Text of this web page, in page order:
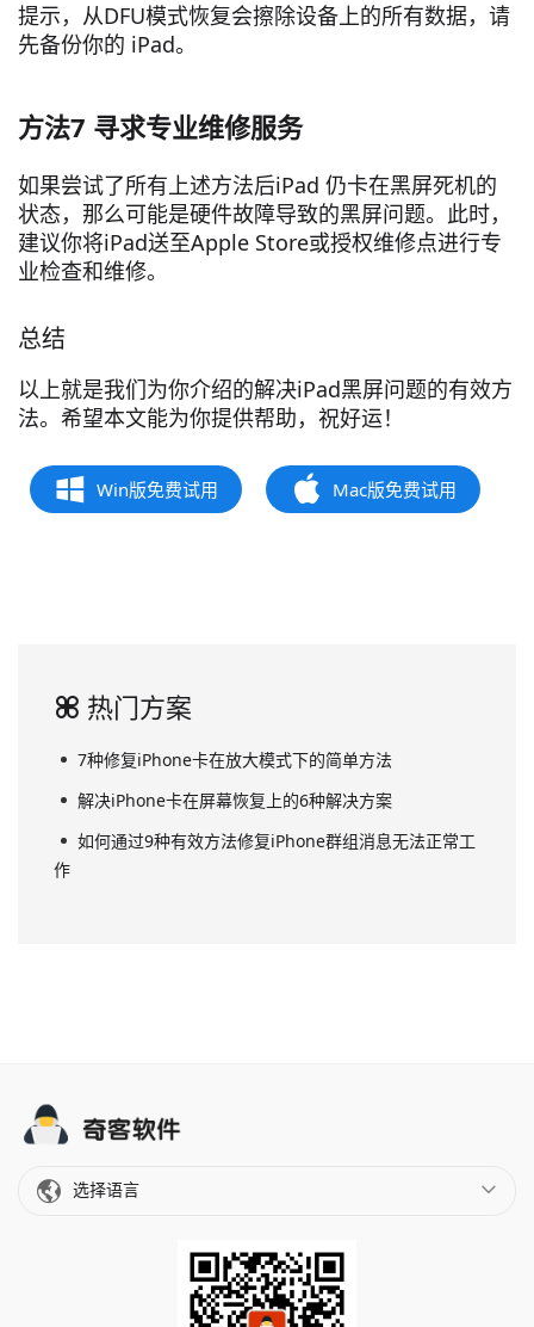
提示，从DFU模式恢复会擦除设备上的所有数据，请
先备份你的 iPad。
方法7 寻求专业维修服务
如果尝试了所有上述方法后iPad 仍卡在黑屏死机的
状态，那么可能是硬件故障导致的黑屏问题。此时，
建议你将iPad送至Apple Store或授权维修点进行专
业检查和维修。
总结
以上就是我们为你介绍的解决iPad黑屏问题的有效方
法。希望本文能为你提供帮助，祝好运！
Win版免费试用 Mac版免费试用
热门方案
7种修复iPhone卡在放大模式下的简单方法
解决iPhone卡在屏幕恢复上的6种解决方案
如何通过9种有效方法修复iPhone群组消息无法正常工
作
选择语言